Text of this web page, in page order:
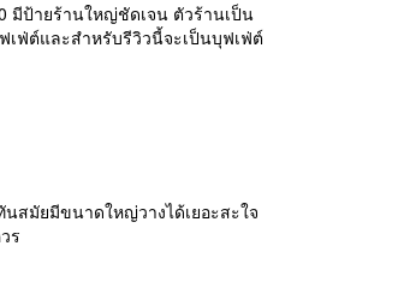
มีป้ายร้านใหญ่ชัดเจน ตัวร้านเป็น
เฟ่ต์และสำหรับรีวิวนี้จะเป็นบุฟเฟ่ต์
สมัยมีขนาดใหญ่วางได้เยอะสะใจ
ร